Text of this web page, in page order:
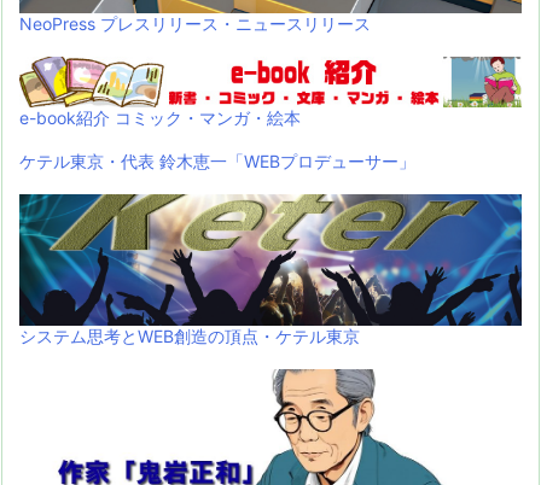
NeoPress プレスリリース・ニュースリリース
e-book紹介 コミック・マンガ・絵本
ケテル東京・代表 鈴木恵一「WEBプロデューサー」
システム思考とWEB創造の頂点・ケテル東京